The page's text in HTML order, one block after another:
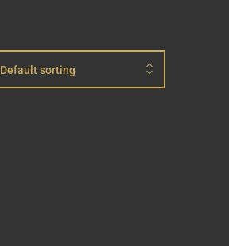
Default sorting